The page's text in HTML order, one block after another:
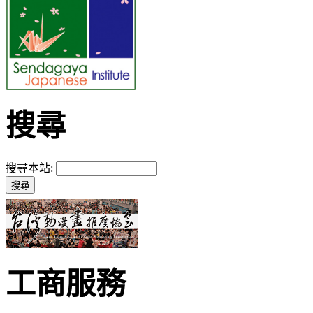
搜尋
搜尋本站:
工商服務